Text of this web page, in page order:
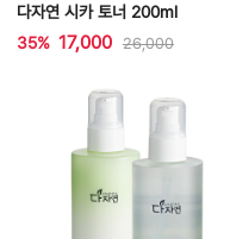
다자연 시카 토너 200ml
35% 17,000 26,000